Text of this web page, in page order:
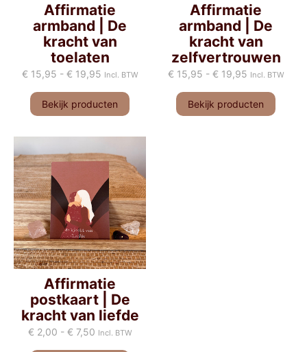
Affirmatie
armband | De
kracht van
toelaten
€ 15,95 - € 19,95 Incl. BTW
Bekijk producten
Affirmatie
armband | De
kracht van
zelfvertrouwen
€ 15,95 - € 19,95 Incl. BTW
Bekijk producten
Affirmatie
postkaart | De
kracht van liefde
€ 2,00 - € 7,50 Incl. BTW